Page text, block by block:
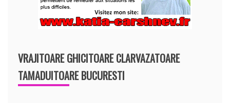
VRAJITOARE GHICITOARE CLARVAZATOARE
TAMADUITOARE BUCURESTI